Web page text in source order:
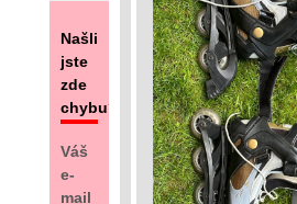
Našli
jste
zde
chybu?
Váš
e-
mail